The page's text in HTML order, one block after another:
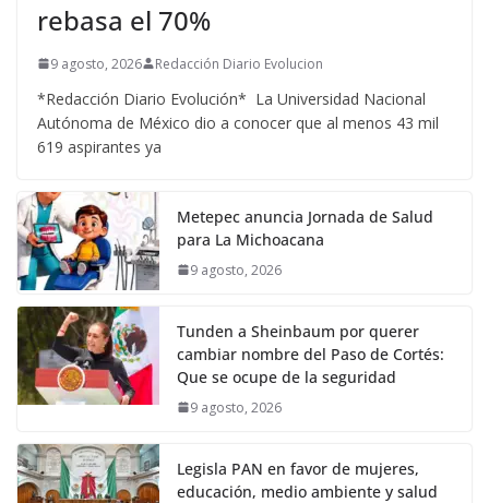
rebasa el 70%
9 agosto, 2026 Redacción Diario Evolucion
*Redacción Diario Evolución* La Universidad Nacional
Autónoma de México dio a conocer que al menos 43 mil
619 aspirantes ya
Metepec anuncia Jornada de Salud
para La Michoacana
9 agosto, 2026
Tunden a Sheinbaum por querer
cambiar nombre del Paso de Cortés:
Que se ocupe de la seguridad
9 agosto, 2026
Legisla PAN en favor de mujeres,
educación, medio ambiente y salud